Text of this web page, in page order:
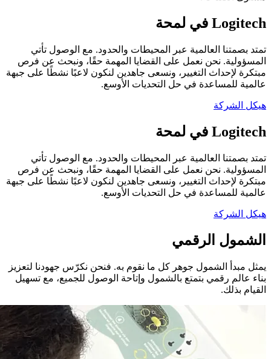
Logitech في لمحة
تمتد بصمتنا العالمية عبر المحيطات والحدود. مع الوصول تأتي
المسؤولية. نحن نعمل على القضايا المهمة حقًا، ونبحث عن فرص
مبتكرة لإحداث التغيير، ونسعى جاهدين لنكون لاعبًا نشطًا على جبهة
عالمية للمساعدة في حل التحديات الأوسع.
هيكل الشركة
Logitech في لمحة
تمتد بصمتنا العالمية عبر المحيطات والحدود. مع الوصول تأتي
المسؤولية. نحن نعمل على القضايا المهمة حقًا، ونبحث عن فرص
مبتكرة لإحداث التغيير، ونسعى جاهدين لنكون لاعبًا نشطًا على جبهة
عالمية للمساعدة في حل التحديات الأوسع.
هيكل الشركة
الشمول الرقمي
يمثل مبدأ الشمول جوهر كل ما نقوم به. فنحن نكرّس جهودنا لتعزيز
بناء عالم رقمي بتمتع بالشمول وإتاحة الوصول للجميع، مع تسهيل
القيام بذلك.